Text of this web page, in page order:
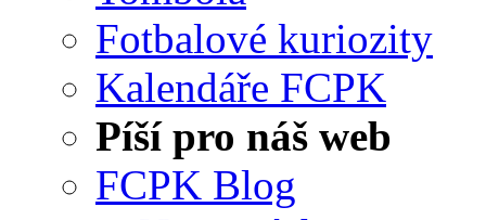
Fotbalové kuriozity
Kalendáře FCPK
Píší pro náš web
FCPK Blog